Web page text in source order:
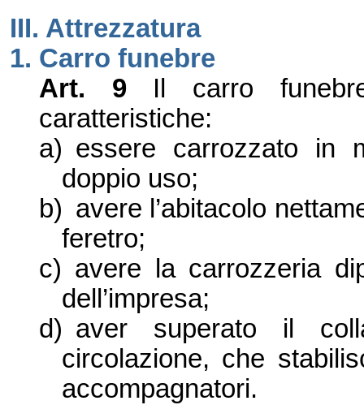
III. Attrezzatura
1. Carro funebre
Art. 9
Il carro
caratteristiche:
a) essere carrozzato in
doppio uso;
b) avere l ’abitacolo
feretro;
c) avere la carrozzeria
dell ’impresa;
d) aver superato il
circolazione, che
accompagnatori.